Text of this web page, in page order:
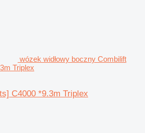
wózek widłowy boczny Combilift
Triplex
C4000 *9.3m Triplex